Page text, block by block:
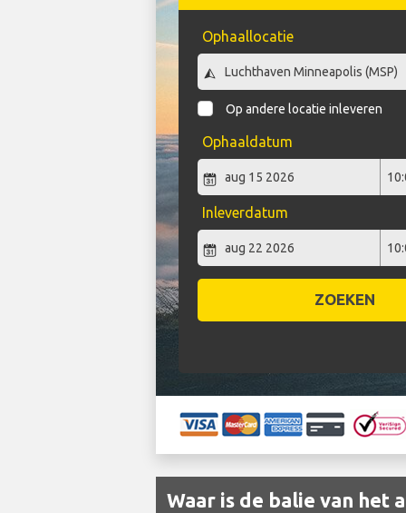
Ophaallocatie
Op andere locatie inleveren
Ophaaldatum
Inleverdatum
ZOEKEN
Waar is de balie van